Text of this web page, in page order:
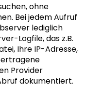
ohne
Bei jedem Aufruf
lediglich
Logfile, das z.B.
Ihre IP-Adresse,
Provider
dokumentiert.